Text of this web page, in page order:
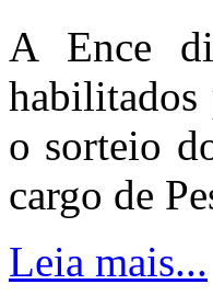
A Ence
habilitados
o sorteio
cargo de
Leia mais...